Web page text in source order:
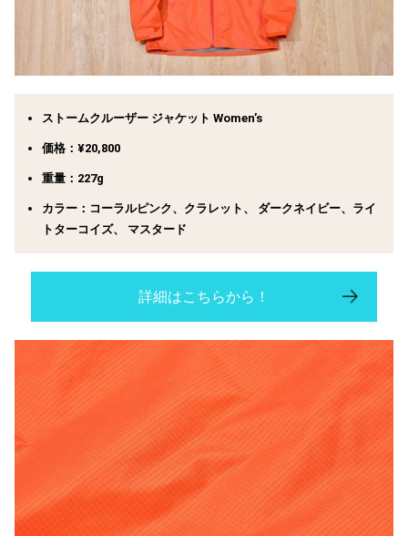
ストームクルーザー ジャケット Women’s
価格：¥20,800
重量：227g
カラー：コーラルピンク、クラレット、 ダークネイビー、ライ
トターコイズ、 マスタード
詳細はこちらから！